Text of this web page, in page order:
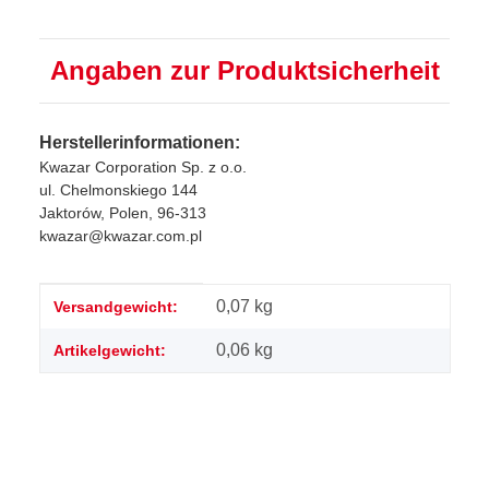
Angaben zur Produktsicherheit
Herstellerinformationen:
Kwazar Corporation Sp. z o.o.
ul. Chelmonskiego 144
Jaktorów, Polen, 96-313
kwazar@kwazar.com.pl
Produkteigenschaft
Wert
Versandgewicht: 0,07 kg
Artikelgewicht: 0,06 kg